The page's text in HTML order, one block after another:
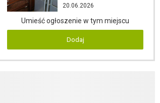
20.06.2026
Umieść ogłoszenie w tym miejscu
Dodaj